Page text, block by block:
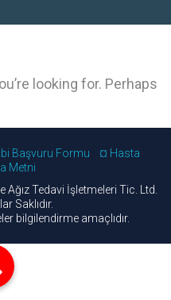
looking for. Perhaps
Başvuru Formu
¤ Hasta
Metni
Tedavi İşletmeleri Tic. Ltd.
Saklıdır.
bilgilendirme amaçlıdır.